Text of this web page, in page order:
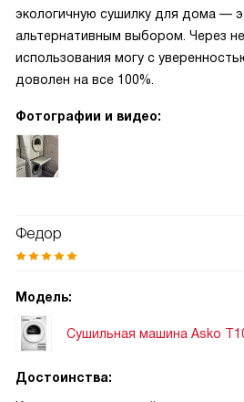
экологичную сушилку для дома —
альтернативным выбором. Через
использования могу с
доволен на все 100%.
Фотографии и видео:
Федор
Модель:
Сушильная машина Asko
Достоинства: